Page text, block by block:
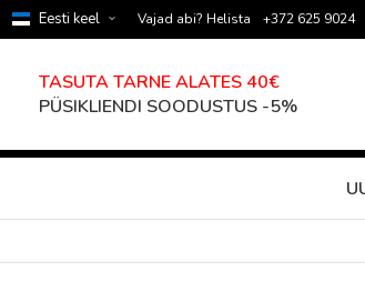
Eesti keel Vajad abi? Helista +372 625 9024
TASUTA TARNE ALATES 40€
PÜSIKLIENDI SOODUSTUS -5%